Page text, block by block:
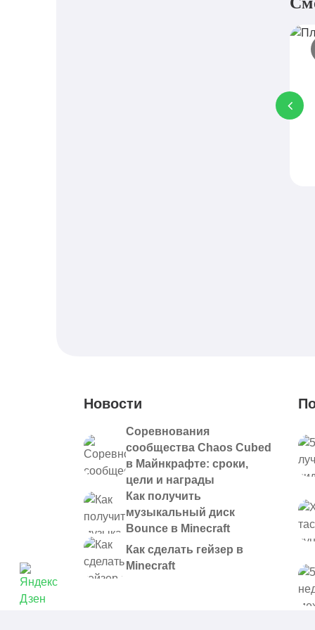
Новости
Соревнования
сообщества Chaos Cubed
в Майнкрафте: сроки,
цели и награды
Как получить
музыкальный диск
Bounce в Minecraft
Как сделать гейзер в
Minecraft